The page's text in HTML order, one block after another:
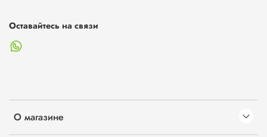
О магазине
Оставайтесь на связи